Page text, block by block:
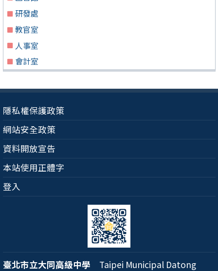
研發處
教官室
人事室
會計室
隱私權保護政策
網站安全政策
資料開放宣告
本站使用正體字
登入
臺北市立大同高級中學 Taipei Municipal Datong